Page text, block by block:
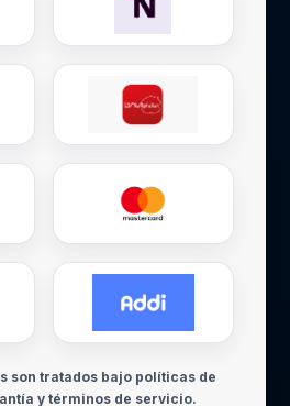
son tratados bajo políticas de
y términos de servicio.